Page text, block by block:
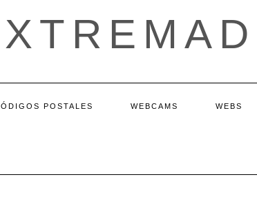
POSTALES WEBCAMS WEBS